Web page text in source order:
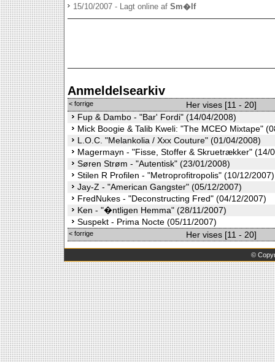
15/10/2007 - Lagt online af Sm�lf
Anmeldelsearkiv
< forrige
Her vises [11 - 20]
Fup & Dambo - "Bar' Fordi" (14/04/2008)
Mick Boogie & Talib Kweli: "The MCEO Mixtape"
L.O.C. "Melankolia / Xxx Couture" (01/04/2008)
Magermayn - "Fisse, Stoffer & Skruetrækker" (14/
Søren Strøm - "Autentisk" (23/01/2008)
Stilen R Profilen - "Metroprofitropolis" (10/12/2007)
Jay-Z - "American Gangster" (05/12/2007)
FredNukes - "Deconstructing Fred" (04/12/2007)
Ken - "�ntligen Hemma" (28/11/2007)
Suspekt - Prima Nocte (05/11/2007)
< forrige Her vises [11 - 20]
©